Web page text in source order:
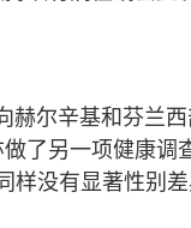
尔辛基和芬兰
了另一项健康
没有显著性别差